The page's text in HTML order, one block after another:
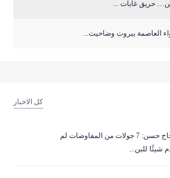
حريق غابات ...
العاصمة بيروت وضاحيت...
كل الاخبار
الحاج حسن: 7 جولات من المفاوضات لم
شيئًا للبن...